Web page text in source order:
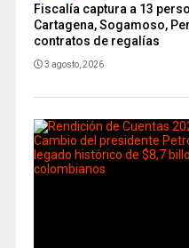
Fiscalía captura a 13
Cartagena, Sogamoso,
contratos de regalías
3 agosto, 2026